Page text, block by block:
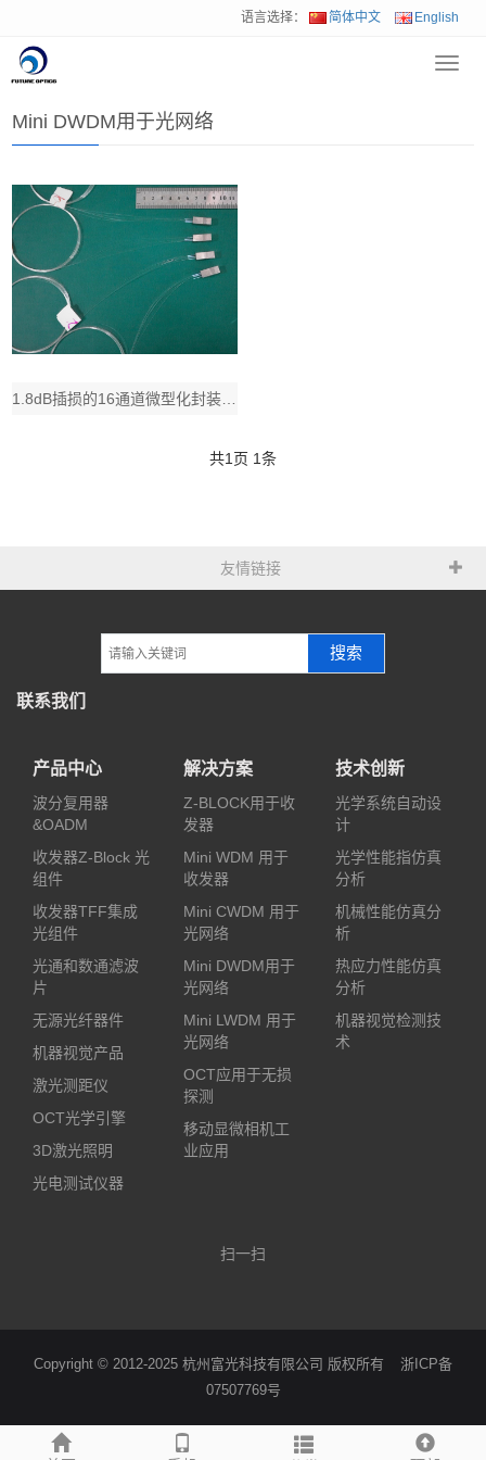
语言选择： 简体中文 English
首页
Mini DWDM用于光网络
共1 页 1条
友情链接
搜索
联系我们
产品中心
波分复用器
&OADM
收发器Z-Block 光
组件
收发器TFF集成
光组件
光通和数通滤波
片
无源光纤器件
机器视觉产品
激光测距仪
OCT光学引擎
3D激光照明
光电测试仪器
解决方案
Z-BLOCK用于收
发器
Mini WDM 用于
收发器
Mini CWDM 用于
光网络
Mini DWDM用于
光网络
Mini LWDM 用于
光网络
OCT应用于无损
探测
移动显微相机工
业应用
技术创新
光学系统自动设
计
光学性能指仿真
分析
机械性能仿真分
析
热应力性能仿真
分析
机器视觉检测技
术
扫一扫
Copyright © 2012-2025 杭州富光科技有限公司 版权所有
浙ICP备
07507769号